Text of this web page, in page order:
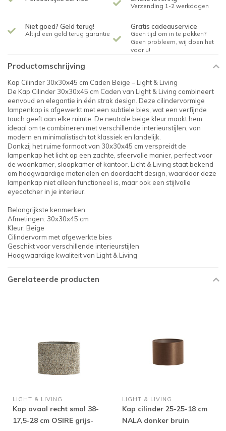
Verzending 1-2 werkdagen
Niet goed? Geld terug!
Altijd een geld terug garantie
Gratis cadeauservice
Geen tijd om in te pakken?
Geen probleem, wij doen het
voor u!
Productomschrijving
Kap Cilinder 30x30x45 cm Caden Beige – Light & Living
De Kap Cilinder 30x30x45 cm Caden van Light & Living combineert
eenvoud en elegantie in één strak design. Deze cilindervormige
lampenkap is afgewerkt met een subtiele bies, wat een verfijnde
touch geeft aan elke ruimte. De neutrale beige kleur maakt hem
ideaal om te combineren met verschillende interieurstijlen, van
modern en minimalistisch tot klassiek en landelijk.
Dankzij het ruime formaat van 30x30x45 cm verspreidt de
lampenkap het licht op een zachte, sfeervolle manier, perfect voor
de woonkamer, slaapkamer of kantoor. Licht & Living staat bekend
om hoogwaardige materialen en doordacht design, waardoor deze
lampenkap niet alleen functioneel is, maar ook een stijlvolle
eyecatcher in je interieur.
Belangrijkste kenmerken:
Afmetingen: 30x30x45 cm
Kleur: Beige
Cilindervorm met afgewerkte bies
Geschikt voor verschillende interieurstijlen
Hoogwaardige kwaliteit van Light & Living
Gerelateerde producten
LIGHT & LIVING
Kap ovaal recht smal 38-
17,5-28 cm OSIRE grijs-
LIGHT & LIVING
Kap cilinder 25-25-18 cm
NALA donker bruin